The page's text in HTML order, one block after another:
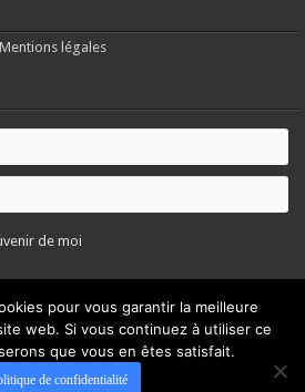
légales
de moi
pour vous garantir la meilleure
web. Si vous continuez à utiliser ce
que vous en êtes satisfait.
de confidentialité